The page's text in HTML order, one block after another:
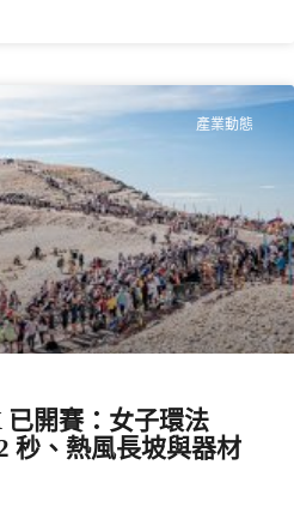
產業動態
開賽：女子環法
秒、熱風長坡與器材